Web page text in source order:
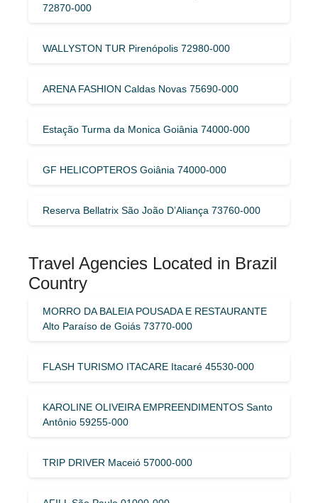
72870-000
WALLYSTON TUR Pirenópolis 72980-000
ARENA FASHION Caldas Novas 75690-000
Estação Turma da Monica Goiânia 74000-000
GF HELICOPTEROS Goiânia 74000-000
Reserva Bellatrix São João D’Aliança 73760-000
Travel Agencies Located in Brazil
Country
MORRO DA BALEIA POUSADA E RESTAURANTE
Alto Paraíso de Goiás 73770-000
FLASH TURISMO ITACARE Itacaré 45530-000
KAROLINE OLIVEIRA EMPREENDIMENTOS Santo
Antônio 59255-000
TRIP DRIVER Maceió 57000-000